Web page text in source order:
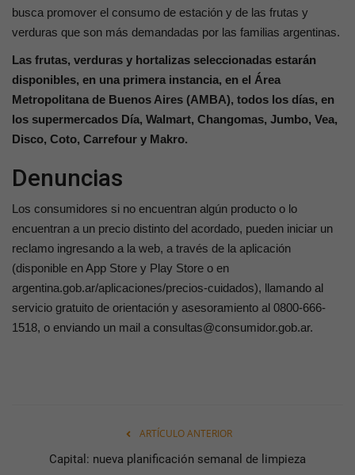
busca promover el consumo de estación y de las frutas y
verduras que son más demandadas por las familias argentinas.
Las frutas, verduras y hortalizas seleccionadas estarán
disponibles, en una primera instancia, en el Área
Metropolitana de Buenos Aires (AMBA), todos los días, en
los supermercados Día, Walmart, Changomas, Jumbo, Vea,
Disco, Coto, Carrefour y Makro.
Denuncias
Los consumidores si no encuentran algún producto o lo
encuentran a un precio distinto del acordado, pueden iniciar un
reclamo ingresando a la web, a través de la aplicación
(disponible en App Store y Play Store o en
argentina.gob.ar/aplicaciones/precios-cuidados), llamando al
servicio gratuito de orientación y asesoramiento al 0800-666-
1518, o enviando un mail a consultas@consumidor.gob.ar.
ARTÍCULO ANTERIOR
Capital: nueva planificación semanal de limpieza